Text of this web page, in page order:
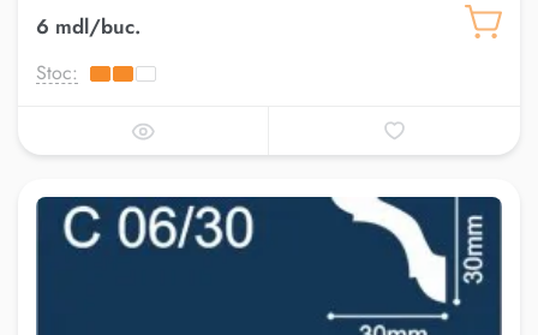
6 mdl/buc.
Stoc: